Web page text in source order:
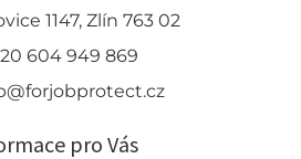
1147, Zlín 763 02
604 949 869
pro Vás